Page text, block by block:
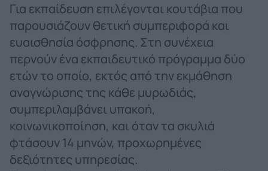
Για εκπαίδευση επιλέγονται κουτάβια που
παρουσιάζουν θετική συμπεριφορά και
ευαισθησία όσφρησης. Στη συνέχεια
περνούν ένα εκπαιδευτικό πρόγραμμα δύο
ετών το οποίο, εκτός από την εκμάθηση
αναγνώρισης της κάθε μυρωδιάς,
συμπεριλαμβάνει υπακοή,
κοινωνικοποίηση, και όταν τα σκυλιά
φτάσουν 14 μηνών, προχωρημένες
δεξιότητες υπηρεσίας.